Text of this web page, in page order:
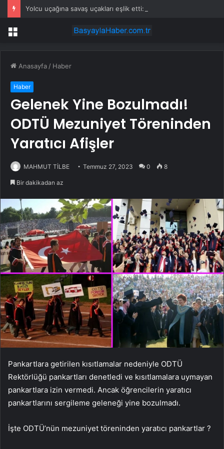
Menü
Anasayfa / Haber
Haber
Gelenek Yine Bozulmadı!
ODTÜ Mezuniyet Töreninden
Yaratıcı Afişler
MAHMUT TİLBE Temmuz 27, 2023 0 8
Bir dakikadan az
Pankartlara getirilen kısıtlamalar nedeniyle ODTÜ
Rektörlüğü pankartları denetledi ve kısıtlamalara uymayan
pankartlara izin vermedi. Ancak öğrencilerin yaratıcı
pankartlarını sergileme geleneği yine bozulmadı.
İşte ODTÜ’nün mezuniyet töreninden yaratıcı pankartlar ?